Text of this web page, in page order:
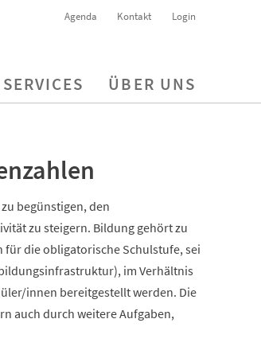
Agenda Kontakt Login
SERVICES ÜBER UNS
begünstigen, den
zu steigern. Bildung gehört zu
für die obligatorische Schulstufe, sei
im Verhältnis
innen bereitgestellt werden. Die
auch durch weitere Aufgaben,